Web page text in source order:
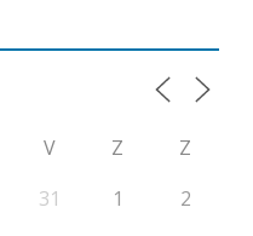
V Z
Z
31 1 2